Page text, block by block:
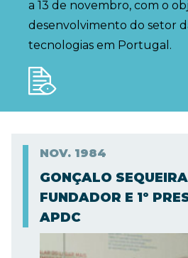
a 13 de novembro, com o
desenvolvimento do setor
tecnologias em Portugal.
NOV. 1984
GONÇALO
FUNDADOR E 1º
APDC